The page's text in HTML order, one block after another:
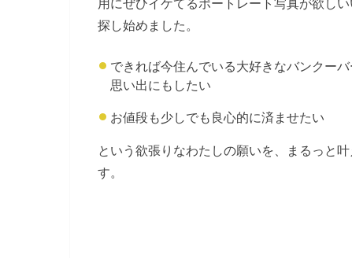
用にぜひイケてるポートレート写真が欲し
探し始めました。
できれば今住んでいる大好きなバンクー
思い出にもしたい
お値段も少しでも良心的に済ませたい
という欲張りなわたしの願いを、まるっと
す。